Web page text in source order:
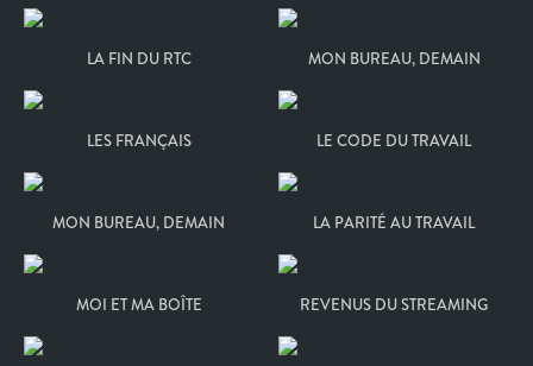
LA FIN DU RTC MON BUREAU, DEMAIN
LES FRANÇAIS LE CODE DU TRAVAIL
MON BUREAU, DEMAIN LA PARITÉ AU TRAVAIL
MOI ET MA BOÎTE REVENUS DU STREAMING